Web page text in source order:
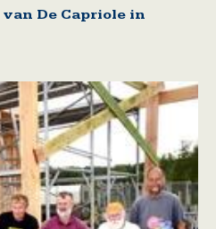
De Capriole in